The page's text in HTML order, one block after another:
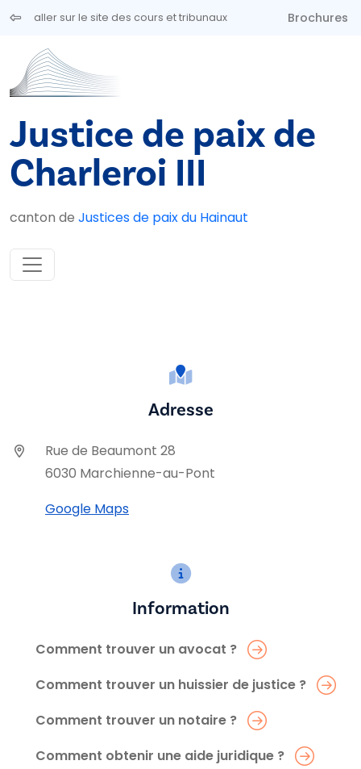
Aller au contenu principal
aller sur le site des cours et tribunaux Brochures
Justice de paix de
Charleroi III
canton de Justices de paix du Hainaut
Adresse
Rue de Beaumont 28
6030 Marchienne-au-Pont
Google Maps
Information
Comment trouver un avocat ?
Comment trouver un huissier de justice ?
Comment trouver un notaire ?
Comment obtenir une aide juridique ?